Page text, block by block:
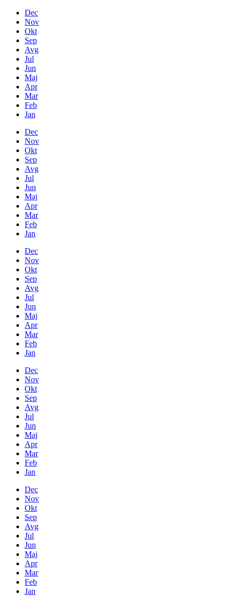
Dec
Nov
Okt
Sep
Avg
Jul
Jun
Maj
Apr
Mar
Feb
Jan
Dec
Nov
Okt
Sep
Avg
Jul
Jun
Maj
Apr
Mar
Feb
Jan
Dec
Nov
Okt
Sep
Avg
Jul
Jun
Maj
Apr
Mar
Feb
Jan
Dec
Nov
Okt
Sep
Avg
Jul
Jun
Maj
Apr
Mar
Feb
Jan
Dec
Nov
Okt
Sep
Avg
Jul
Jun
Maj
Apr
Mar
Feb
Jan